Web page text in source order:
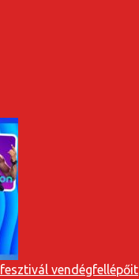
vendégfellépőit